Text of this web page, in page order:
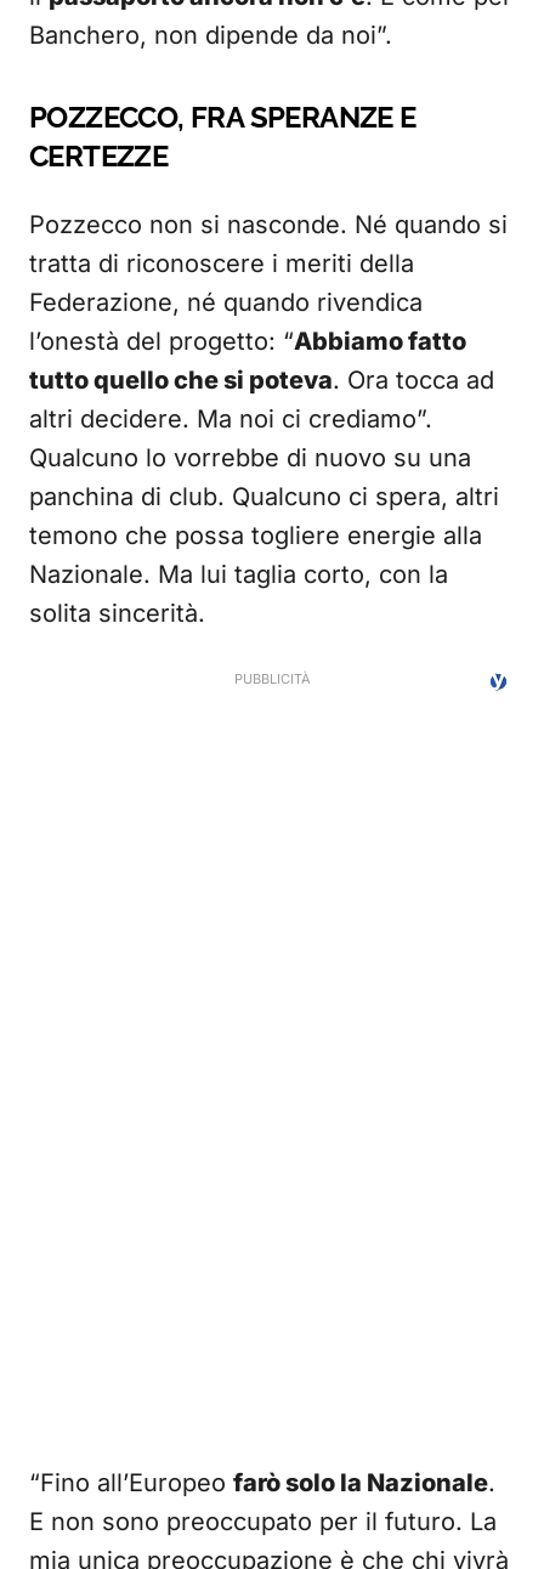
Banchero, non dipende da noi”.
POZZECCO, FRA SPERANZE E
CERTEZZE
Pozzecco non si nasconde. Né quando si
tratta di riconoscere i meriti della
Federazione, né quando rivendica
l’onestà del progetto: “Abbiamo fatto
tutto quello che si poteva. Ora tocca ad
altri decidere. Ma noi ci crediamo”.
Qualcuno lo vorrebbe di nuovo su una
panchina di club. Qualcuno ci spera, altri
temono che possa togliere energie alla
Nazionale. Ma lui taglia corto, con la
solita sincerità.
“Fino all’Europeo farò solo la Nazionale.
E non sono preoccupato per il futuro. La
mia unica preoccupazione è che chi vivrà